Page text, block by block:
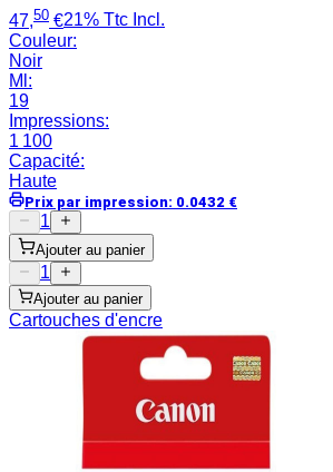
47,50 €21% Ttc Incl.
Couleur:
Noir
Ml :
19
Impressions:
1 100
Capacité:
Haute
Prix par impression: 0.0432 €
1
Ajouter au panier
1
Ajouter au panier
Cartouches d'encre